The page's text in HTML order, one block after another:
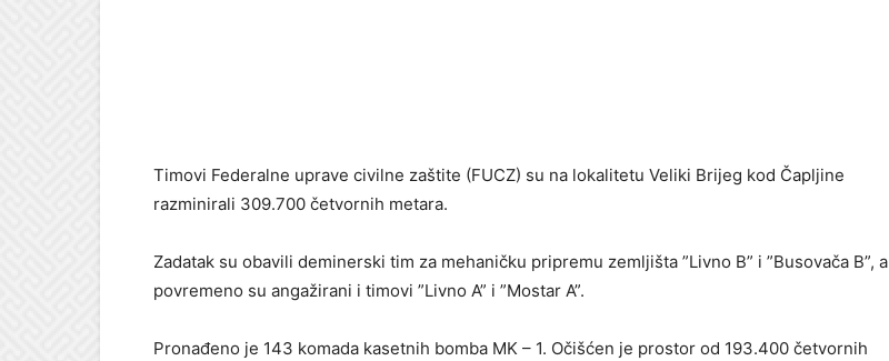
Timovi Federalne uprave civilne zaštite (FUCZ) su na lokalitetu Veliki Brijeg kod Čapljine
razminirali 309.700 četvornih metara.
Zadatak su obavili deminerski tim za mehaničku pripremu zemljišta ”Livno B” i ”Busovača B”, a
povremeno su angažirani i timovi ”Livno A” i ”Mostar A”.
Pronađeno je 143 komada kasetnih bomba MK – 1. Očišćen je prostor od 193.400 četvornih